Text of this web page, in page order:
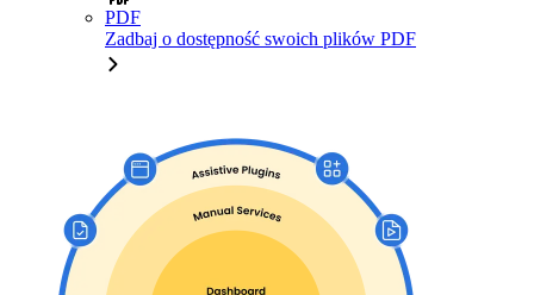
PDF
Zadbaj o dostępność swoich plików PDF